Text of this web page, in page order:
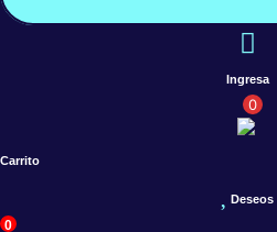
Ingresa
0
Carrito
Deseos
0